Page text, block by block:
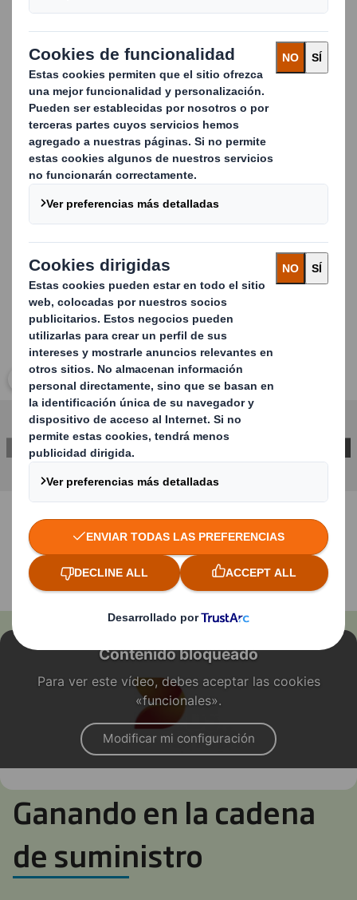
Mayor rapidez en la reposición de producto en las
tiendas
Mayor disponibilidad de producto
Comunicación de marca y promociones
Lanzamientos de éxito
Merchandising óptimo
Visibilidad de los productos y facilidad de acceso al
Carousel. Use previous and next buttons to move
Haz clic para ampliar imagen
CONTACTA CON NOSOTROS
Contenido bloqueado
Para ver este vídeo, debes aceptar las cookies
«funcionales».
Modificar mi configuración
Ganando en la cadena
de suministro